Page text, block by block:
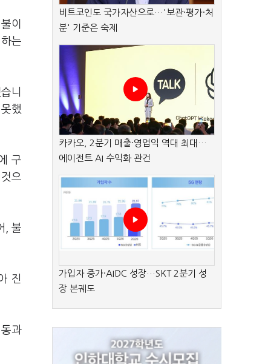
이
는
니
했
구
으
, 불
진
과
비트코인도 국가자산으로…'보관·평가·처
분' 기준은 숙제
카카오, 2분기 매출·영업익 역대 최대…
에이전트 AI 수익화 관건
가입자 증가·AIDC 성장…SKT 2분기 성
장 본궤도